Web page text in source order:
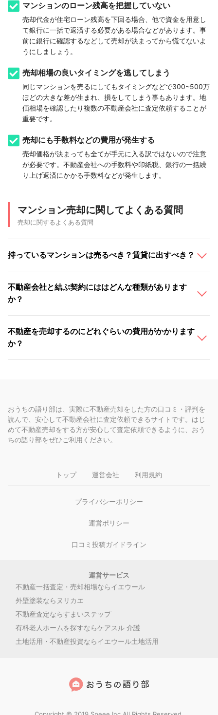
マンションのローン残高を把握していない
売却代金が住宅ローン残高を下回る場合、他で資金を用意し
て銀行に一括で返済する必要がある場合などがあります。事
前に銀行に確認するなどして売却が決まってから慌てないよ
うにしましょう。
売却相場の良いタイミングを逃してしまう
同じマンションを売るにしてもタイミングなどで300~500万
ほどの大きな差が生まれ、損をしてしまう事もあります。地
価相場を確認したり複数の不動産会社に査定依頼することが
重要です。
売却にも手数料などの費用が発生する
売却価格が決まっても全てが手元に入る訳ではないので注意
が必要です。不動産会社への手数料や印紙税、銀行の一括繰
り上げ返済にかかる手数料などが発生します。
マンション売却に関してよくある質問
売却に関するよくある質問
持っているマンションは売るべき？賃貸に出すべき？
不動産会社と結ぶ契約にははどんな種類があります
か？
不動産を売却するのにどれぐらいの費用がかかります
か？
おうちの語り部は、実際に不動産売却をした方の口コミ・評判を
読んで、安心して不動産会社に査定依頼できるサイトです。はじ
めて不動産売却をする方が安心して査定依頼できるように、おう
ちの語り部をぜひご利用ください。
トップ 運営会社 利用規約
プライバシーポリシー
運営ポリシー
口コミ投稿ガイドライン
運営サービス
不動産一括査定・売却相場ならイエウール
外壁塗装ならヌリカエ
不動産査定ならすまいステップ
有料老人ホームを探すならケアスル 介護
土地活用・不動産投資ならイエウール土地活用